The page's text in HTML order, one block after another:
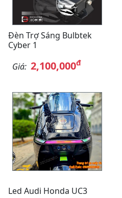
Đèn Trợ Sáng Bulbtek
Cyber 1
Giá: 2,100,000đ
Led Audi Honda UC3